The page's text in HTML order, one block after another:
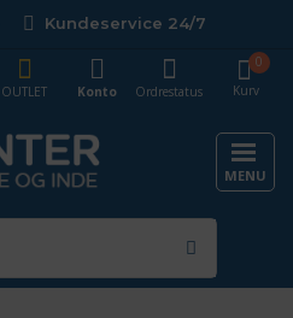
Kundeservice 24/7
Kurv
0
OUTLET
Konto Ordrestatus
MENU